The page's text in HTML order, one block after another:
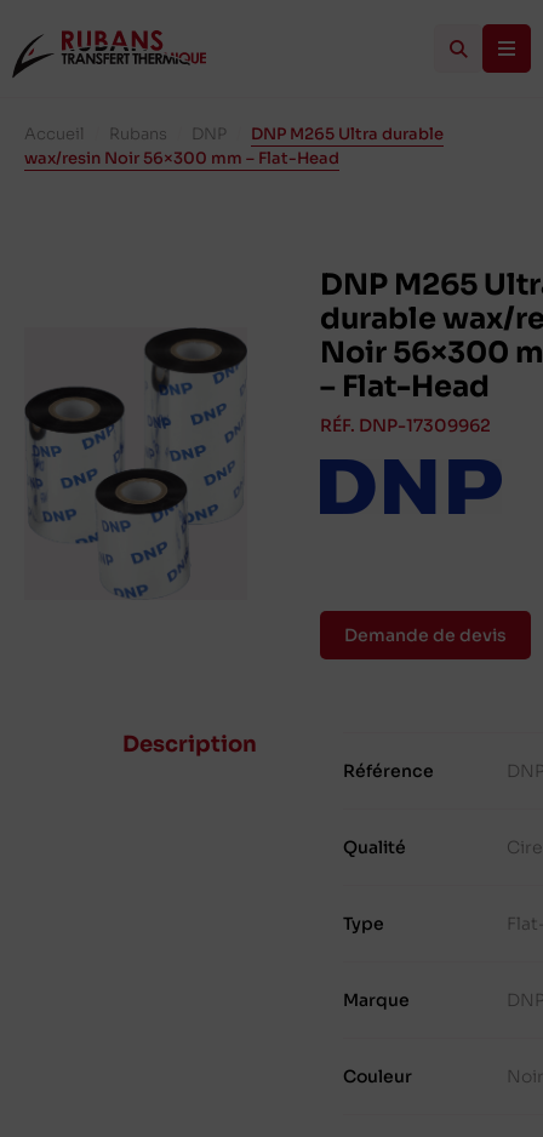
Accueil Rubans DNP
DNP M265 Ultra durable
wax/resin Noir 56×300 mm – Flat-Head
DNP M265
durable wax/
Noir 56×300
– Flat-Head
RÉF. DNP-17309962
Demande de devis
Description
Référence
Qualité
Type
Marque
Couleur Noir